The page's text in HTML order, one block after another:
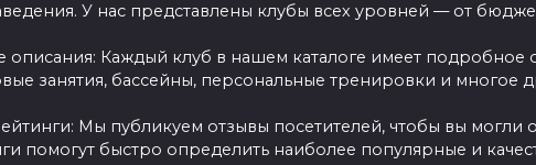
У нас представлены клубы всех уровней — от
Каждый клуб в нашем каталоге имеет подробное
занятия, бассейны, персональные тренировки и многое
Мы публикуем отзывы посетителей, чтобы вы
помогут быстро определить наиболее популярные и